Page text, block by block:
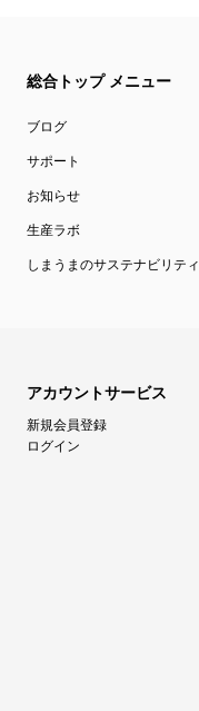
総合トップ メニュー
ブログ
サポート
お知らせ
生産ラボ
しまうまのサステナビリティ
アカウントサービス
新規会員登録
ログイン